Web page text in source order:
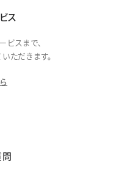
ス
ビスまで、
ただきます。
問